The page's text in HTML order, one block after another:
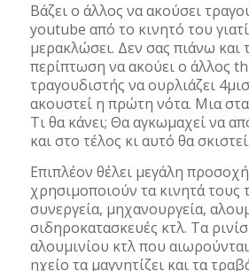
Βάζει ο άλλος να ακούσει
youtube από το κινητό του
μερακλώσει. Δεν σας πιάνω και
περίπτωση να ακούει ο άλλος
τραγουδιστής να ουρλιάζει
ακουστεί η πρώτη νότα. Μια
Τι θα κάνει; Θα αγκωμαχεί να
και στο τέλος κι αυτό θα σκιστεί.
Επιπλέον θέλει μεγάλη
χρησιμοποιούν τα κινητά τους
συνεργεία, μηχανουργεία,
σιδηροκατασκευές κτλ. Τα
αλουμινίου κτλ που
ηχείο τα μαγνητίζει και τα